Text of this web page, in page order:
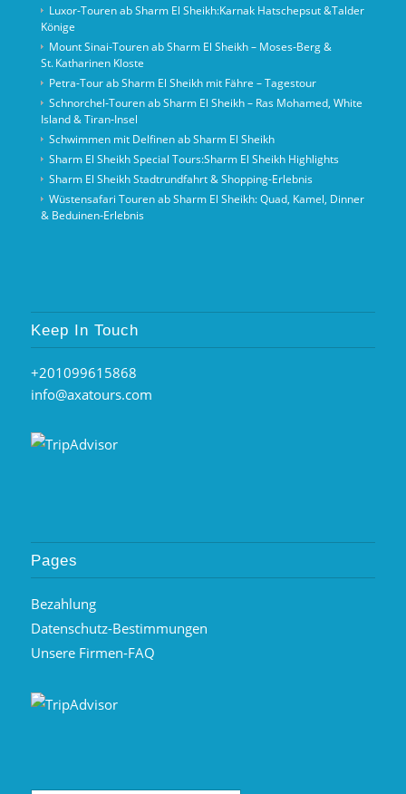
Luxor-Touren ab Sharm El Sheikh:Karnak Hatschepsut &Talder
Könige
Mount Sinai‑Touren ab Sharm El Sheikh – Moses‑Berg &
St. Katharinen Kloste
Petra-Tour ab Sharm El Sheikh mit Fähre – Tagestour
Schnorchel‑Touren ab Sharm El Sheikh – Ras Mohamed, White
Island & Tiran‑Insel
Schwimmen mit Delfinen ab Sharm El Sheikh
Sharm El Sheikh Special Tours:Sharm El Sheikh Highlights
Sharm El Sheikh Stadtrundfahrt & Shopping-Erlebnis
Wüstensafari Touren ab Sharm El Sheikh: Quad, Kamel, Dinner
& Beduinen‑Erlebnis
Keep In Touch
+201099615868
info@axatours.com
Pages
Bezahlung
Datenschutz-Bestimmungen
Unsere Firmen-FAQ